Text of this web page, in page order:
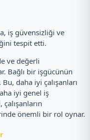
iş güvensizliği ve
tespit etti.
ve değerli
Bağlı bir işgücünün
daha iyi çalışanları
iyi genel iş
önemli bir rol oynar.